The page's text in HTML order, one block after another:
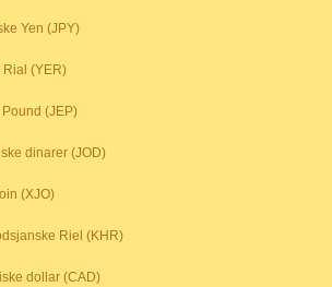
Yen (JPY)
Rial (YER)
(JEP)
dinarer (JOD)
(XJO)
Riel (KHR)
dollar (CAD)